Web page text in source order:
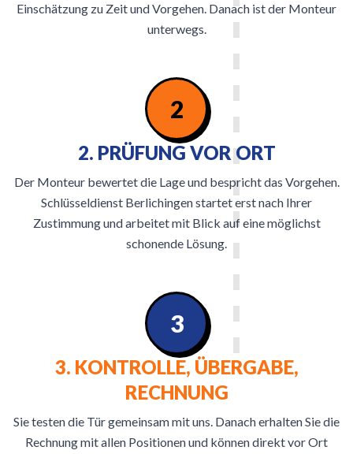
Einschätzung zu Zeit und Vorgehen. Danach ist der Monteur
unterwegs.
2
2. PRÜFUNG VOR ORT
Der Monteur bewertet die Lage und bespricht das Vorgehen.
Schlüsseldienst Berlichingen startet erst nach Ihrer
Zustimmung und arbeitet mit Blick auf eine möglichst
schonende Lösung.
3. KONTROLLE, ÜBERGABE,
RECHNUNG
Sie testen die Tür gemeinsam mit uns. Danach erhalten Sie die
Rechnung mit allen Positionen und können direkt vor Ort
3